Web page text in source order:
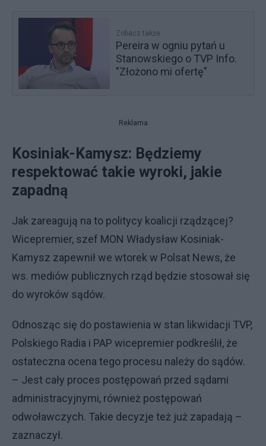
Zobacz także
Pereira w ogniu pytań u
Stanowskiego o TVP Info.
"Złożono mi ofertę"
Reklama
Kosiniak-Kamysz: Będziemy
respektować takie wyroki, jakie
zapadną
Jak zareagują na to politycy koalicji rządzącej?
Wicepremier, szef MON Władysław Kosiniak-
Kamysz zapewnił we wtorek w Polsat News, że
ws. mediów publicznych rząd będzie stosował się
do wyroków sądów.
Odnosząc się do postawienia w stan likwidacji TVP,
Polskiego Radia i PAP wicepremier podkreślił, że
ostateczna ocena tego procesu należy do sądów.
– Jest cały proces postępowań przed sądami
administracyjnymi, również postępowań
odwoławczych. Takie decyzje też już zapadają –
zaznaczył.